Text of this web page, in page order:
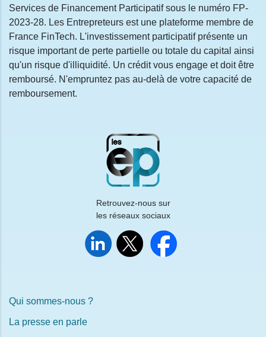
Services de Financement Participatif sous le numéro FP-
2023-28. Les Entrepreteurs est une plateforme membre de
France FinTech. L'investissement participatif présente un
risque important de perte partielle ou totale du capital ainsi
qu'un risque d'illiquidité. Un crédit vous engage et doit être
remboursé. N'empruntez pas au-delà de votre capacité de
remboursement.
Retrouvez-nous sur
les réseaux sociaux
Qui sommes-nous ?
La presse en parle